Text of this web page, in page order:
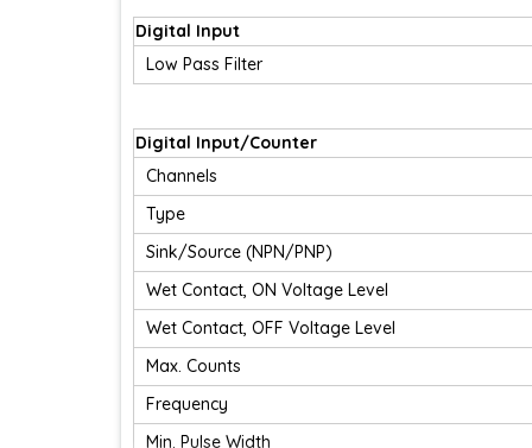
Digital Input
Low Pass Filter
Digital Input/Counter
Channels
Type
Sink/Source (NPN/PNP)
Wet Contact, ON Voltage Level
Wet Contact, OFF Voltage Level
Max. Counts
Frequency
Min. Pulse Width